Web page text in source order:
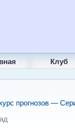
Клуб
прогнозов —